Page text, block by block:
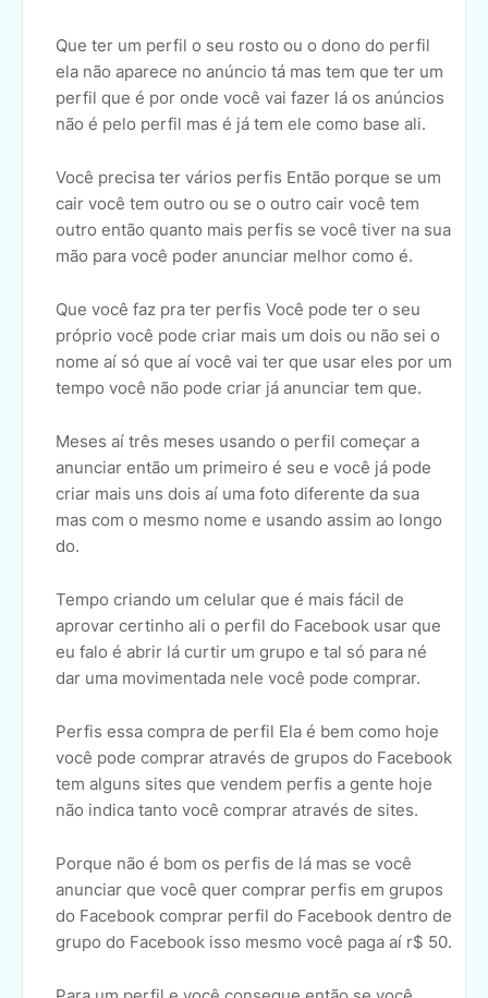
Que ter um perfil o seu rosto ou o dono do perfil
ela não aparece no anúncio tá mas tem que ter um
perfil que é por onde você vai fazer lá os anúncios
não é pelo perfil mas é já tem ele como base ali.
Você precisa ter vários perfis Então porque se um
cair você tem outro ou se o outro cair você tem
outro então quanto mais perfis se você tiver na sua
mão para você poder anunciar melhor como é.
Que você faz pra ter perfis Você pode ter o seu
próprio você pode criar mais um dois ou não sei o
nome aí só que aí você vai ter que usar eles por um
tempo você não pode criar já anunciar tem que.
Meses aí três meses usando o perfil começar a
anunciar então um primeiro é seu e você já pode
criar mais uns dois aí uma foto diferente da sua
mas com o mesmo nome e usando assim ao longo
do.
Tempo criando um celular que é mais fácil de
aprovar certinho ali o perfil do Facebook usar que
eu falo é abrir lá curtir um grupo e tal só para né
dar uma movimentada nele você pode comprar.
Perfis essa compra de perfil Ela é bem como hoje
você pode comprar através de grupos do Facebook
tem alguns sites que vendem perfis a gente hoje
não indica tanto você comprar através de sites.
Porque não é bom os perfis de lá mas se você
anunciar que você quer comprar perfis em grupos
do Facebook comprar perfil do Facebook dentro de
grupo do Facebook isso mesmo você paga aí r$ 50.